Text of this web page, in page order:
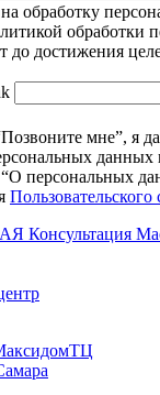
обработку
обработки
до достижения
мне”, я
данных
персональных
Пользовательского
Консультация
ТЦ